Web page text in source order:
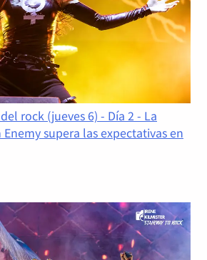
rock (jueves 6) - Día 2 - La
supera las expectativas en